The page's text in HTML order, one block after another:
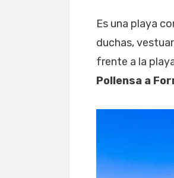
Es una playa
duchas,
frente a la
Pollensa a